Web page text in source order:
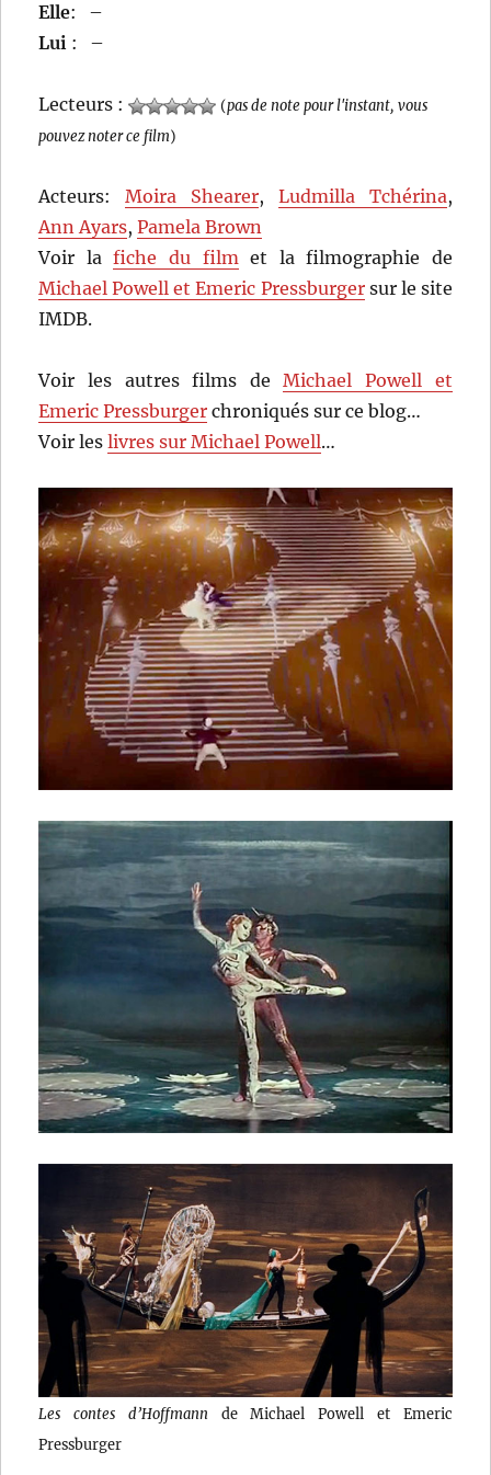
Elle:
–
Lui : –
Lecteurs : (pas de note pour l'instant, vous
pouvez noter ce film)
Acteurs:Moira Shearer, Ludmilla Tchérina,
Ann Ayars,Pamela Brown
Voir lafiche du filmet la filmographie de
Michael Powell et Emeric Pressburgersur le site
IMDB.
Voir les autres films deMichael Powell et
Emeric Pressburger chroniqués sur ce blog…
Voir leslivres sur Michael Powell…
Les contes d’Hoffmann de Michael Powell et Emeric
Pressburger